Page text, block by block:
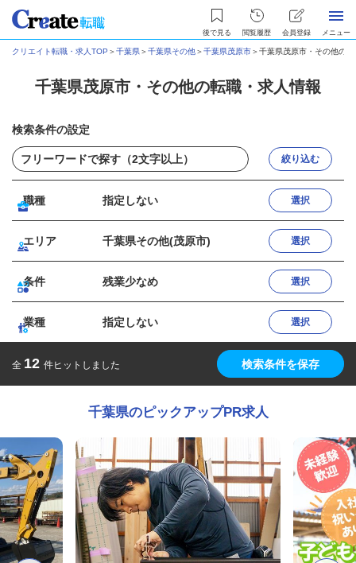
後で見る 閲覧履歴 会員登録 メニュー
クリエイト転職・求人TOP ＞千葉県＞千葉県その他＞千葉県茂原市＞千葉県茂原市・その他の
千葉県茂原市・その他の転職・求人情報
検索条件の設定
絞り込む
職種 指定しない 選択
エリア 千葉県その他(茂原市) 選択
条件 残業少なめ 選択
業種 指定しない 選択
全 12 件ヒットしました 検索条件を保存
千葉県のピックアップPR求人